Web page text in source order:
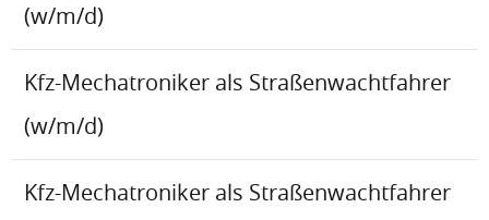
(w/m/d)
Kfz-Mechatroniker als Straßenwachtfahrer
(w/m/d)
Kfz-Mechatroniker als Straßenwachtfahrer